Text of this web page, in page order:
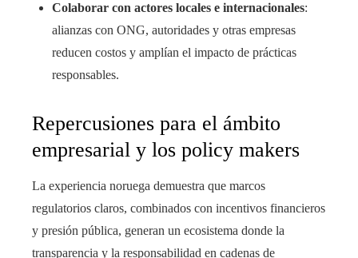
Colaborar con actores locales e internacionales:
alianzas con ONG, autoridades y otras empresas
reducen costos y amplían el impacto de prácticas
responsables.
Repercusiones para el ámbito
empresarial y los policy makers
La experiencia noruega demuestra que marcos
regulatorios claros, combinados con incentivos financieros
y presión pública, generan un ecosistema donde la
transparencia y la responsabilidad en cadenas de